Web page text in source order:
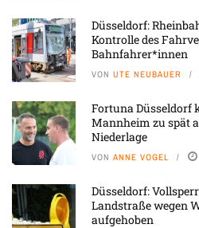
Düsseldorf:
Kontrolle des
Bahnfahrer*innen
VON UTE NEUBAUER
Fortuna Düsseldorf
Mannheim zu spät
Niederlage
VON ANNE VOGEL
Düsseldorf:
Landstraße wegen
aufgehoben